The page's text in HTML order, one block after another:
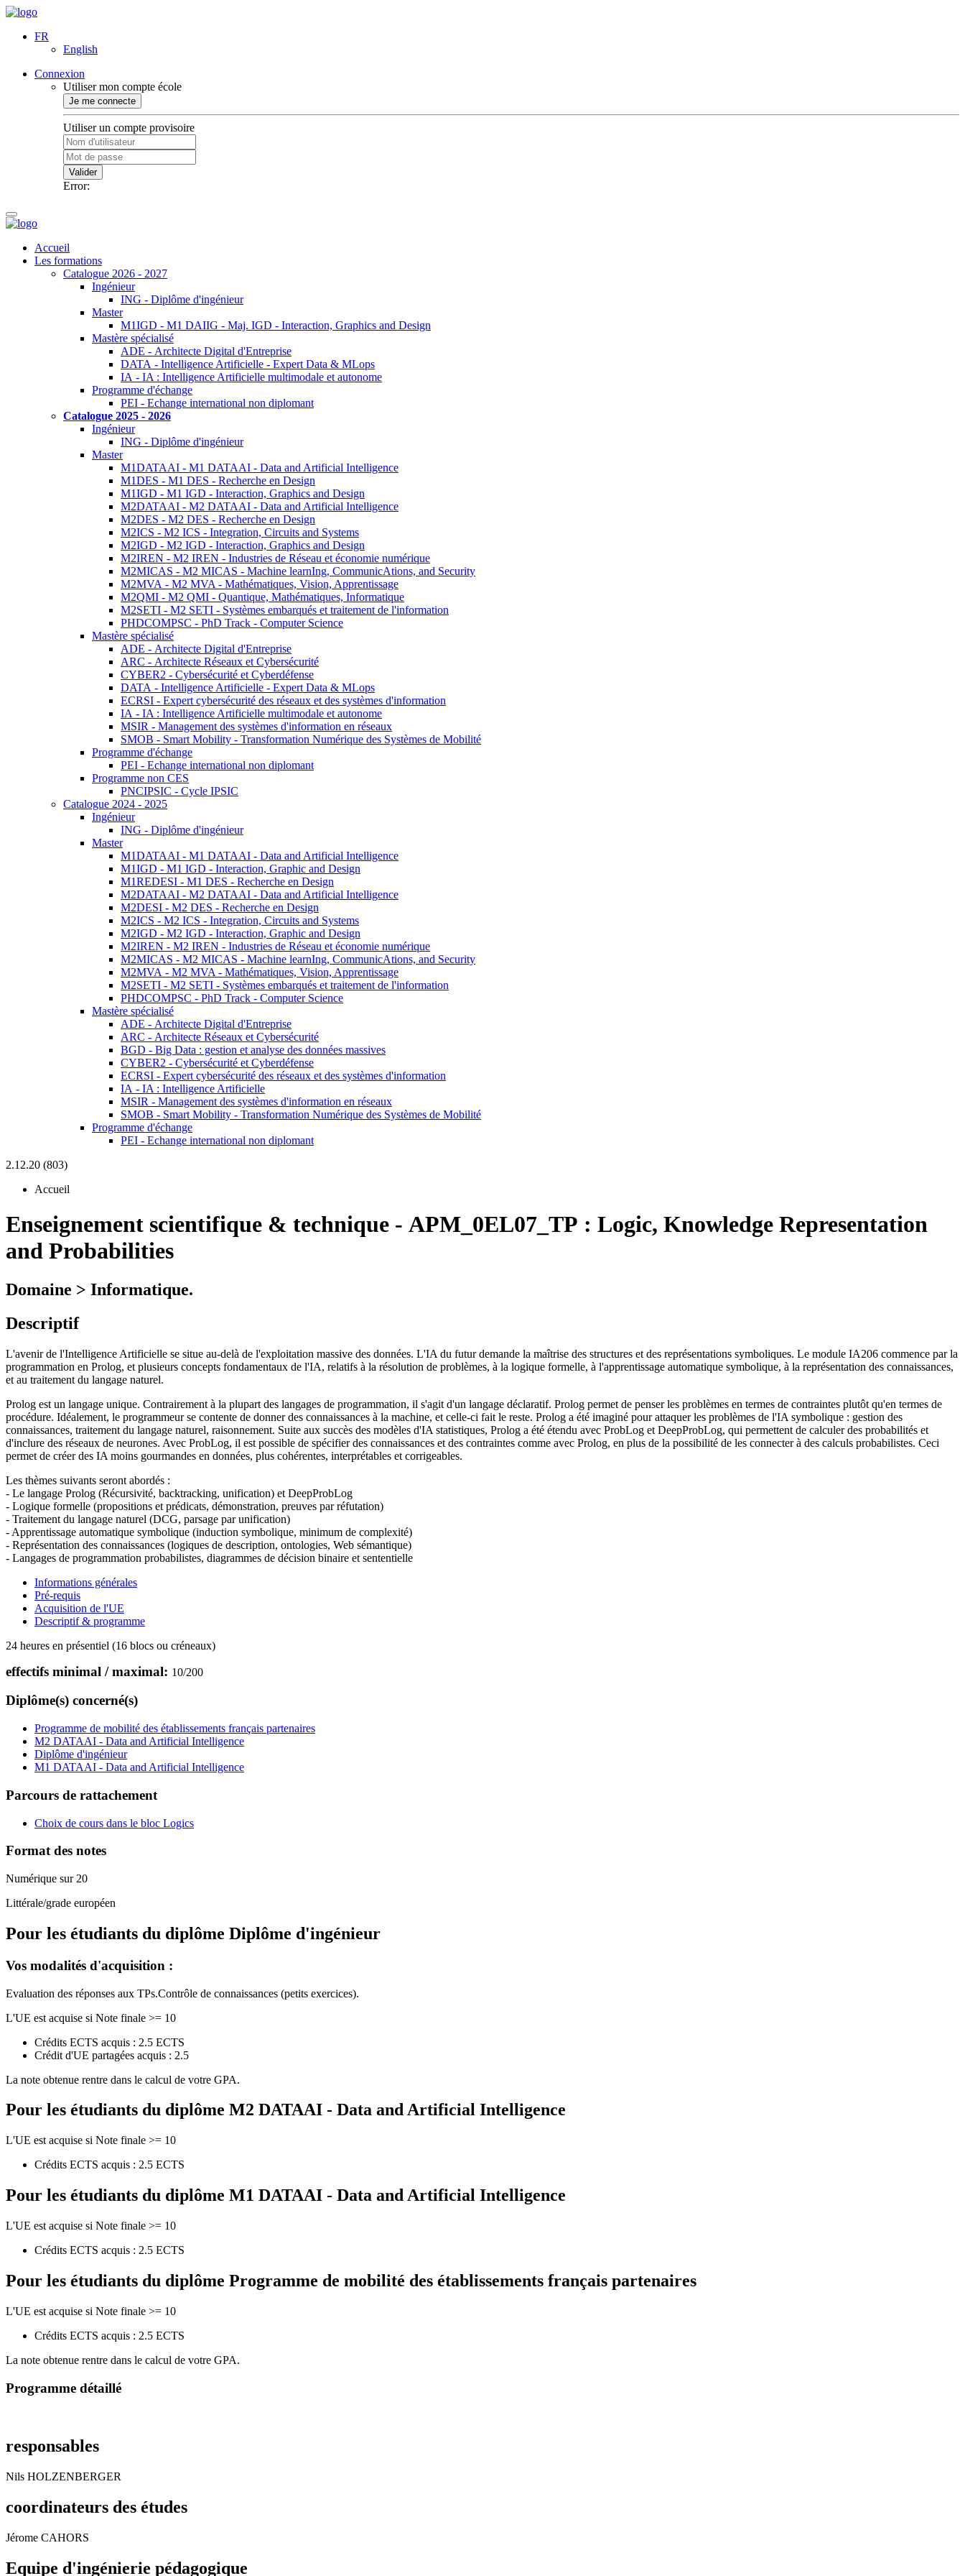
FR
English
Connexion
Utiliser mon compte école
Je me connecte
Utiliser un compte provisoire
Valider
Error:
Accueil
Les formations
Catalogue 2026 - 2027
Ingénieur
ING - Diplôme d'ingénieur
Master
M1IGD - M1 DAIIG - Maj. IGD - Interaction, Graphics and Design
Mastère spécialisé
ADE - Architecte Digital d'Entreprise
DATA - Intelligence Artificielle - Expert Data & MLops
IA - IA : Intelligence Artificielle multimodale et autonome
Programme d'échange
PEI - Echange international non diplomant
Catalogue 2025 - 2026
Ingénieur
ING - Diplôme d'ingénieur
Master
M1DATAAI - M1 DATAAI - Data and Artificial Intelligence
M1DES - M1 DES - Recherche en Design
M1IGD - M1 IGD - Interaction, Graphics and Design
M2DATAAI - M2 DATAAI - Data and Artificial Intelligence
M2DES - M2 DES - Recherche en Design
M2ICS - M2 ICS - Integration, Circuits and Systems
M2IGD - M2 IGD - Interaction, Graphics and Design
M2IREN - M2 IREN - Industries de Réseau et économie numérique
M2MICAS - M2 MICAS - Machine learnIng, CommunicAtions, and Security
M2MVA - M2 MVA - Mathématiques, Vision, Apprentissage
M2QMI - M2 QMI - Quantique, Mathématiques, Informatique
M2SETI - M2 SETI - Systèmes embarqués et traitement de l'information
PHDCOMPSC - PhD Track - Computer Science
Mastère spécialisé
ADE - Architecte Digital d'Entreprise
ARC - Architecte Réseaux et Cybersécurité
CYBER2 - Cybersécurité et Cyberdéfense
DATA - Intelligence Artificielle - Expert Data & MLops
ECRSI - Expert cybersécurité des réseaux et des systèmes d'information
IA - IA : Intelligence Artificielle multimodale et autonome
MSIR - Management des systèmes d'information en réseaux
SMOB - Smart Mobility - Transformation Numérique des Systèmes de Mobilité
Programme d'échange
PEI - Echange international non diplomant
Programme non CES
PNCIPSIC - Cycle IPSIC
Catalogue 2024 - 2025
Ingénieur
ING - Diplôme d'ingénieur
Master
M1DATAAI - M1 DATAAI - Data and Artificial Intelligence
M1IGD - M1 IGD - Interaction, Graphic and Design
M1REDESI - M1 DES - Recherche en Design
M2DATAAI - M2 DATAAI - Data and Artificial Intelligence
M2DESI - M2 DES - Recherche en Design
M2ICS - M2 ICS - Integration, Circuits and Systems
M2IGD - M2 IGD - Interaction, Graphic and Design
M2IREN - M2 IREN - Industries de Réseau et économie numérique
M2MICAS - M2 MICAS - Machine learnIng, CommunicAtions, and Security
M2MVA - M2 MVA - Mathématiques, Vision, Apprentissage
M2SETI - M2 SETI - Systèmes embarqués et traitement de l'information
PHDCOMPSC - PhD Track - Computer Science
Mastère spécialisé
ADE - Architecte Digital d'Entreprise
ARC - Architecte Réseaux et Cybersécurité
BGD - Big Data : gestion et analyse des données massives
CYBER2 - Cybersécurité et Cyberdéfense
ECRSI - Expert cybersécurité des réseaux et des systèmes d'information
IA - IA : Intelligence Artificielle
MSIR - Management des systèmes d'information en réseaux
SMOB - Smart Mobility - Transformation Numérique des Systèmes de Mobilité
Programme d'échange
PEI - Echange international non diplomant
2.12.20 (803)
Accueil
Enseignement scientifique & technique - APM_0EL07_TP : Logic, Knowledge Representation
and Probabilities
Domaine > Informatique.
Descriptif
L'avenir de l'Intelligence Artificielle se situe au-delà de l'exploitation massive des données. L'IA du futur demande la maîtrise des structures et des représentations symboliques. Le module IA206 commence par la
programmation en Prolog, et plusieurs concepts fondamentaux de l'IA, relatifs à la résolution de problèmes, à la logique formelle, à l'apprentissage automatique symbolique, à la représentation des connaissances,
et au traitement du langage naturel.
Prolog est un langage unique. Contrairement à la plupart des langages de programmation, il s'agit d'un langage déclaratif. Prolog permet de penser les problèmes en termes de contraintes plutôt qu'en termes de
procédure. Idéalement, le programmeur se contente de donner des connaissances à la machine, et celle-ci fait le reste. Prolog a été imaginé pour attaquer les problèmes de l'IA symbolique : gestion des
connaissances, traitement du langage naturel, raisonnement. Suite aux succès des modèles d'IA statistiques, Prolog a été étendu avec ProbLog et DeepProbLog, qui permettent de calculer des probabilités et
d'inclure des réseaux de neurones. Avec ProbLog, il est possible de spécifier des connaissances et des contraintes comme avec Prolog, en plus de la possibilité de les connecter à des calculs probabilistes. Ceci
permet de créer des IA moins gourmandes en données, plus cohérentes, interprétables et corrigeables.
Les thèmes suivants seront abordés :
- Le langage Prolog (Récursivité, backtracking, unification) et DeepProbLog
- Logique formelle (propositions et prédicats, démonstration, preuves par réfutation)
- Traitement du langage naturel (DCG, parsage par unification)
- Apprentissage automatique symbolique (induction symbolique, minimum de complexité)
- Représentation des connaissances (logiques de description, ontologies, Web sémantique)
- Langages de programmation probabilistes, diagrammes de décision binaire et sententielle
Informations générales
Pré-requis
Acquisition de l'UE
Descriptif & programme
24 heures en présentiel (16 blocs ou créneaux)
effectifs minimal / maximal: 10/200
Diplôme(s) concerné(s)
Programme de mobilité des établissements français partenaires
M2 DATAAI - Data and Artificial Intelligence
Diplôme d'ingénieur
M1 DATAAI - Data and Artificial Intelligence
Parcours de rattachement
Choix de cours dans le bloc Logics
Format des notes
Numérique sur 20
Littérale/grade européen
Pour les étudiants du diplôme Diplôme d'ingénieur
Vos modalités d'acquisition :
Evaluation des réponses aux TPs.Contrôle de connaissances (petits exercices).
L'UE est acquise si Note finale >= 10
Crédits ECTS acquis : 2.5 ECTS
Crédit d'UE partagées acquis : 2.5
La note obtenue rentre dans le calcul de votre GPA.
Pour les étudiants du diplôme M2 DATAAI - Data and Artificial Intelligence
L'UE est acquise si Note finale >= 10
Crédits ECTS acquis : 2.5 ECTS
Pour les étudiants du diplôme M1 DATAAI - Data and Artificial Intelligence
L'UE est acquise si Note finale >= 10
Crédits ECTS acquis : 2.5 ECTS
Pour les étudiants du diplôme Programme de mobilité des établissements français partenaires
L'UE est acquise si Note finale >= 10
Crédits ECTS acquis : 2.5 ECTS
La note obtenue rentre dans le calcul de votre GPA.
Programme détaillé
responsables
Nils HOLZENBERGER
coordinateurs des études
Jérome CAHORS
Equipe d'ingénierie pédagogique